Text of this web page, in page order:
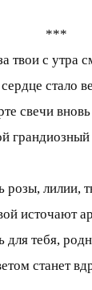
***
твои с утра
стало
свечи
розы, лилии,
источают
для тебя,
станет